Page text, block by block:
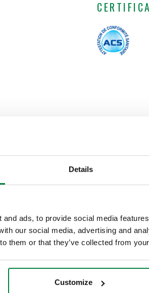
Details
ads, to provide social media
our social media, advertising and
them or that they’ve collected from
Customize
CALEFFI,
M. Presión
SCIP code